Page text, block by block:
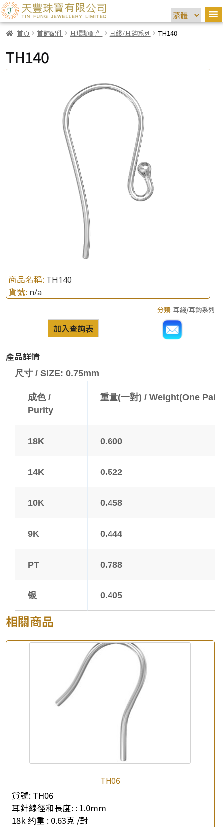
首頁 首飾配件 耳環類配件 耳綫/耳鈎系列 TH140
TH140
產品查詢 ×
公司名稱
商品名稱: TH140
貨號: n/a
分類: 耳綫/耳鈎系列
加入查詢表
產品詳情
尺寸 / SIZE: 0.75mm
成色 /
Purity
重量(一對) / Weight(One Pair)
18K 0.600
14K 0.522
10K 0.458
9K 0.444
PT 0.788
银 0.405
相關商品
TH06
貨號: TH06
耳針線徑和長度: : 1.0mm
18k 约重 : 0.63克 /對